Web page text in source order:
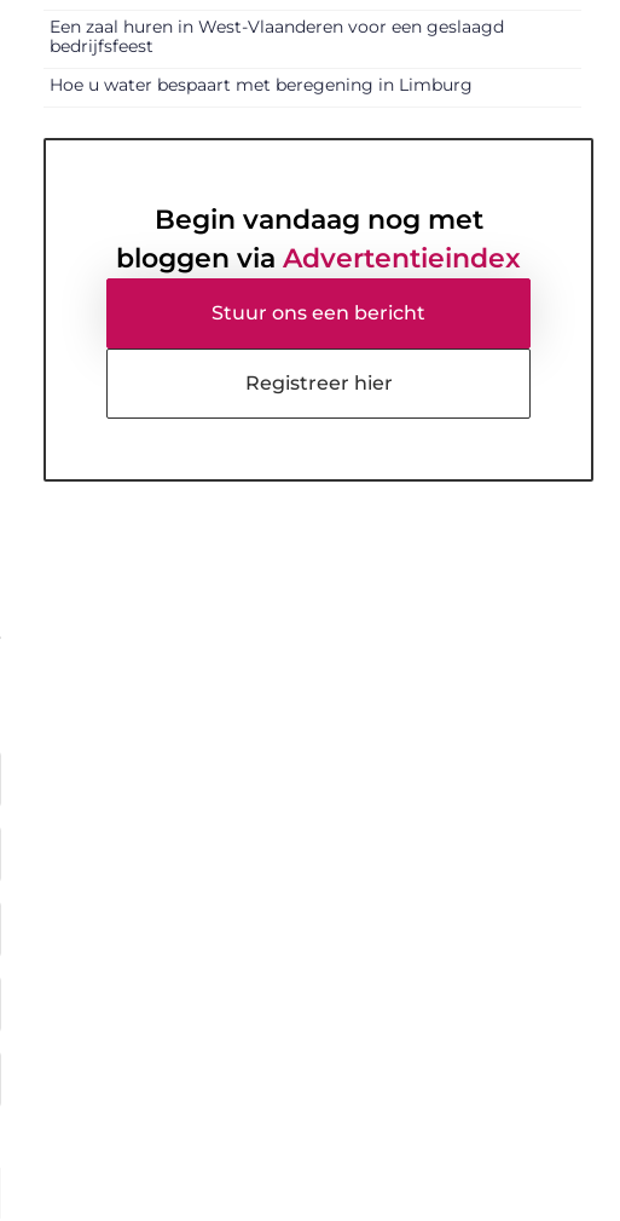
Een zaal huren in West-Vlaanderen voor een geslaagd
bedrijfsfeest
Hoe u water bespaart met beregening in Limburg
Begin vandaag nog met
bloggen via Advertentieindex
Stuur ons een bericht
Registreer hier